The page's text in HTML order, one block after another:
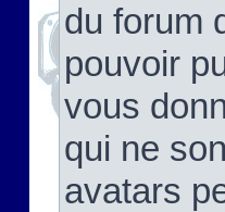
du forum
pouvoir
vous
qui ne
avatars